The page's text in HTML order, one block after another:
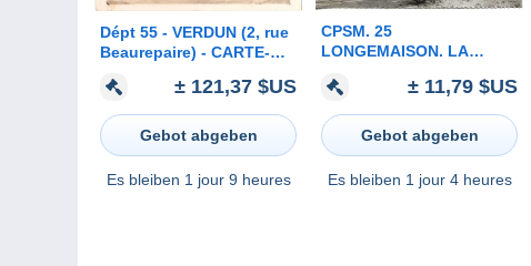
Dépt 55 - VERDUN (2, rue
Beaurepaire) - CARTE-
succursale chaussures
ULMANN - (gérant :
Fernand PONSIN)
± 121,37 $US
Gebot abgeben
Es bleiben 1 jour 9 heures
CPSM. 25
LONGEMAISON. LA
ATTELES.
± 11,79 $US
Gebot abgeben
Es bleiben 1 jour 4 heures